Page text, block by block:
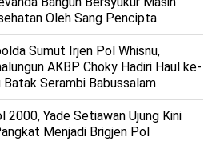
Oleh Sang Pencipta
Sumut Irjen Pol Whisnu,
AKBP Choky Hadiri Haul ke-
Batak Serambi Babussalam
2000, Yade Setiawan Ujung Kini
Menjadi Brigjen Pol